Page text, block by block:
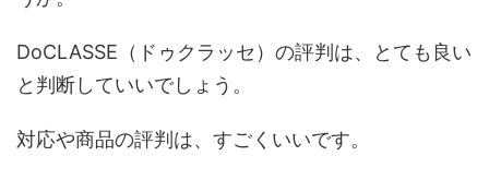
DoCLASSE（ドゥクラッセ）の評判は、とても良い
と判断していいでしょう。
対応や商品の評判は、すごくいいです。